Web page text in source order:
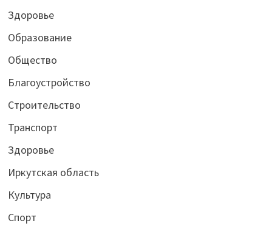
Здоровье
Образование
Общество
Благоустройство
Строительство
Транспорт
Здоровье
Иркутская область
Культура
Спорт